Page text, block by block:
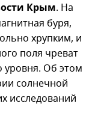
Крым. На
буря,
хрупким, и
поля чреват
уровня. Об этом
солнечной
исследований